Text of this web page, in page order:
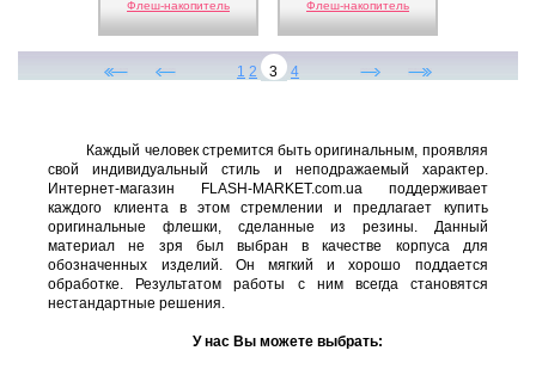
Флеш-накопитель
Флеш-накопитель
1 2 3 4
Каждый человек стремится быть оригинальным, проявляя
свой индивидуальный стиль и неподражаемый характер.
Интернет-магазин FLASH-MARKET.com.ua поддерживает
каждого клиента в этом стремлении и предлагает купить
оригинальные флешки, сделанные из резины. Данный
материал не зря был выбран в качестве корпуса для
обозначенных изделий. Он мягкий и хорошо поддается
обработке. Результатом работы с ним всегда становятся
нестандартные решения.
У нас Вы можете выбрать: